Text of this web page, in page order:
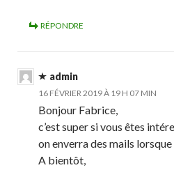
RÉPONDRE
admin
16 FÉVRIER 2019 À 19 H 07 MIN
Bonjour Fabrice,
c’est super si vous êtes
on enverra des mails
A bientôt,